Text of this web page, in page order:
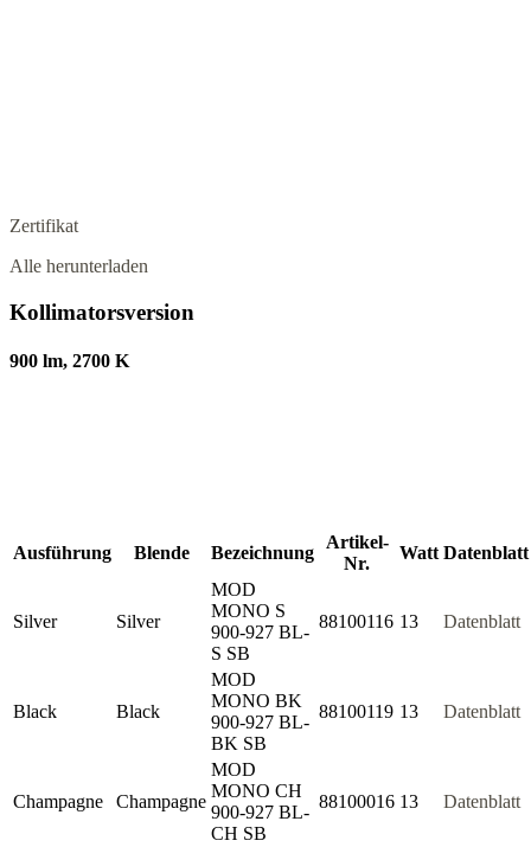
Zertifikat
Alle herunterladen
Kollimatorsversion
900 lm, 2700 K
Ausführung Blende Bezeichnung
Artikel-
Nr.
Watt Datenblatt
Silver Silver
MOD
MONO S
900-927 BL-
S SB
88100116 13 Datenblatt
Black Black
MOD
MONO BK
900-927 BL-
BK SB
88100119 13 Datenblatt
Champagne Champagne
MOD
MONO CH
900-927 BL-
CH SB
88100016 13 Datenblatt